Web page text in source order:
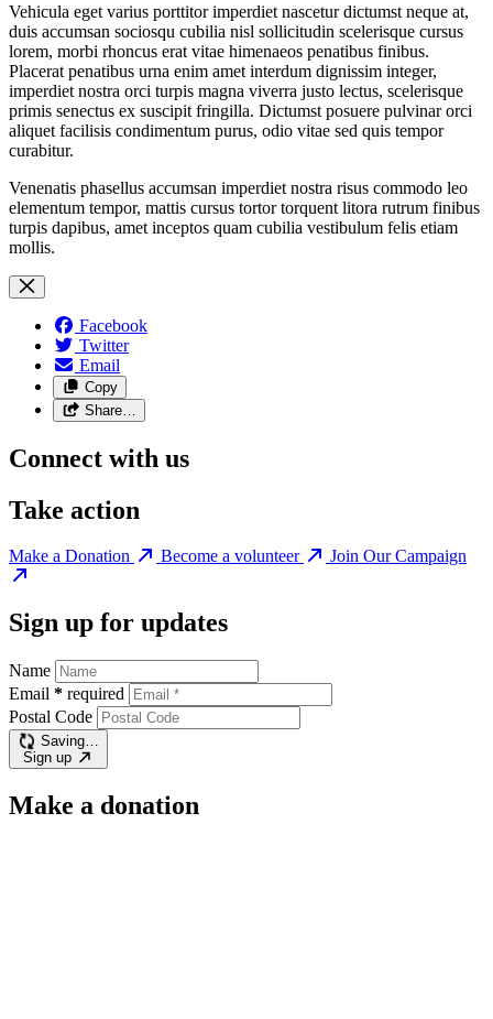
Vehicula eget varius porttitor imperdiet nascetur dictumst neque at,
duis accumsan sociosqu cubilia nisl sollicitudin scelerisque cursus
lorem, morbi rhoncus erat vitae himenaeos penatibus finibus.
Placerat penatibus urna enim amet interdum dignissim integer,
imperdiet nostra orci turpis magna viverra justo lectus, scelerisque
primis senectus ex suscipit fringilla. Dictumst posuere pulvinar orci
aliquet facilisis condimentum purus, odio vitae sed quis tempor
curabitur.
Venenatis phasellus accumsan imperdiet nostra risus commodo leo
elementum tempor, mattis cursus tortor torquent litora rutrum finibus
turpis dapibus, amet inceptos quam cubilia vestibulum felis etiam
mollis.
Facebook
Twitter
Email
Copy
Share…
Connect with us
Take action
Make a Donation Become a volunteer Join Our Campaign
Sign up for updates
Name
Email * required
Postal Code
Saving…
Sign up
Make a donation